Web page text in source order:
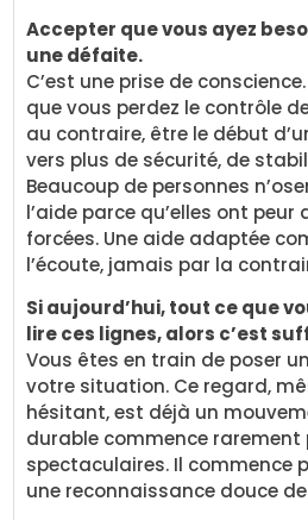
Accepter que vous ayez
une défaite.
C’est une prise de
que vous perdez le contrôle
au contraire, être le début
vers plus de sécurité, de
Beaucoup de personnes
l’aide parce qu’elles ont peur
forcées. Une aide adaptée
l’écoute, jamais par la
Si aujourd’hui, tout ce que
lire ces lignes, alors c’est
Vous êtes en train de poser
votre situation. Ce regard,
hésitant, est déjà un
durable commence
spectaculaires. Il commence
une reconnaissance douce